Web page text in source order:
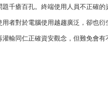
千瘡百孔。終端使用人員不正確
者對於電腦使用越趨廣泛，卻也
灌輸同仁正確資安觀念，但難免會